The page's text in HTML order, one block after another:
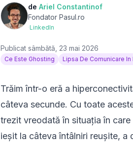
de Ariel Constantinof
Fondator Pasul.ro
·LinkedIn
Publicat sâmbătă, 23 mai 2026
Ce Este Ghosting Lipsa De Comunicare In
Trăim într-o eră a
câteva secunde. Cu toate
trezit vreodată în situația în
ieșit la câteva întâlniri reușite, a